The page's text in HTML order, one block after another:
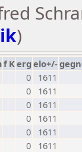
)
f Kerg elo+/-
0
1611
0
1611
0
1611
0
1611
0
1611
0
1611